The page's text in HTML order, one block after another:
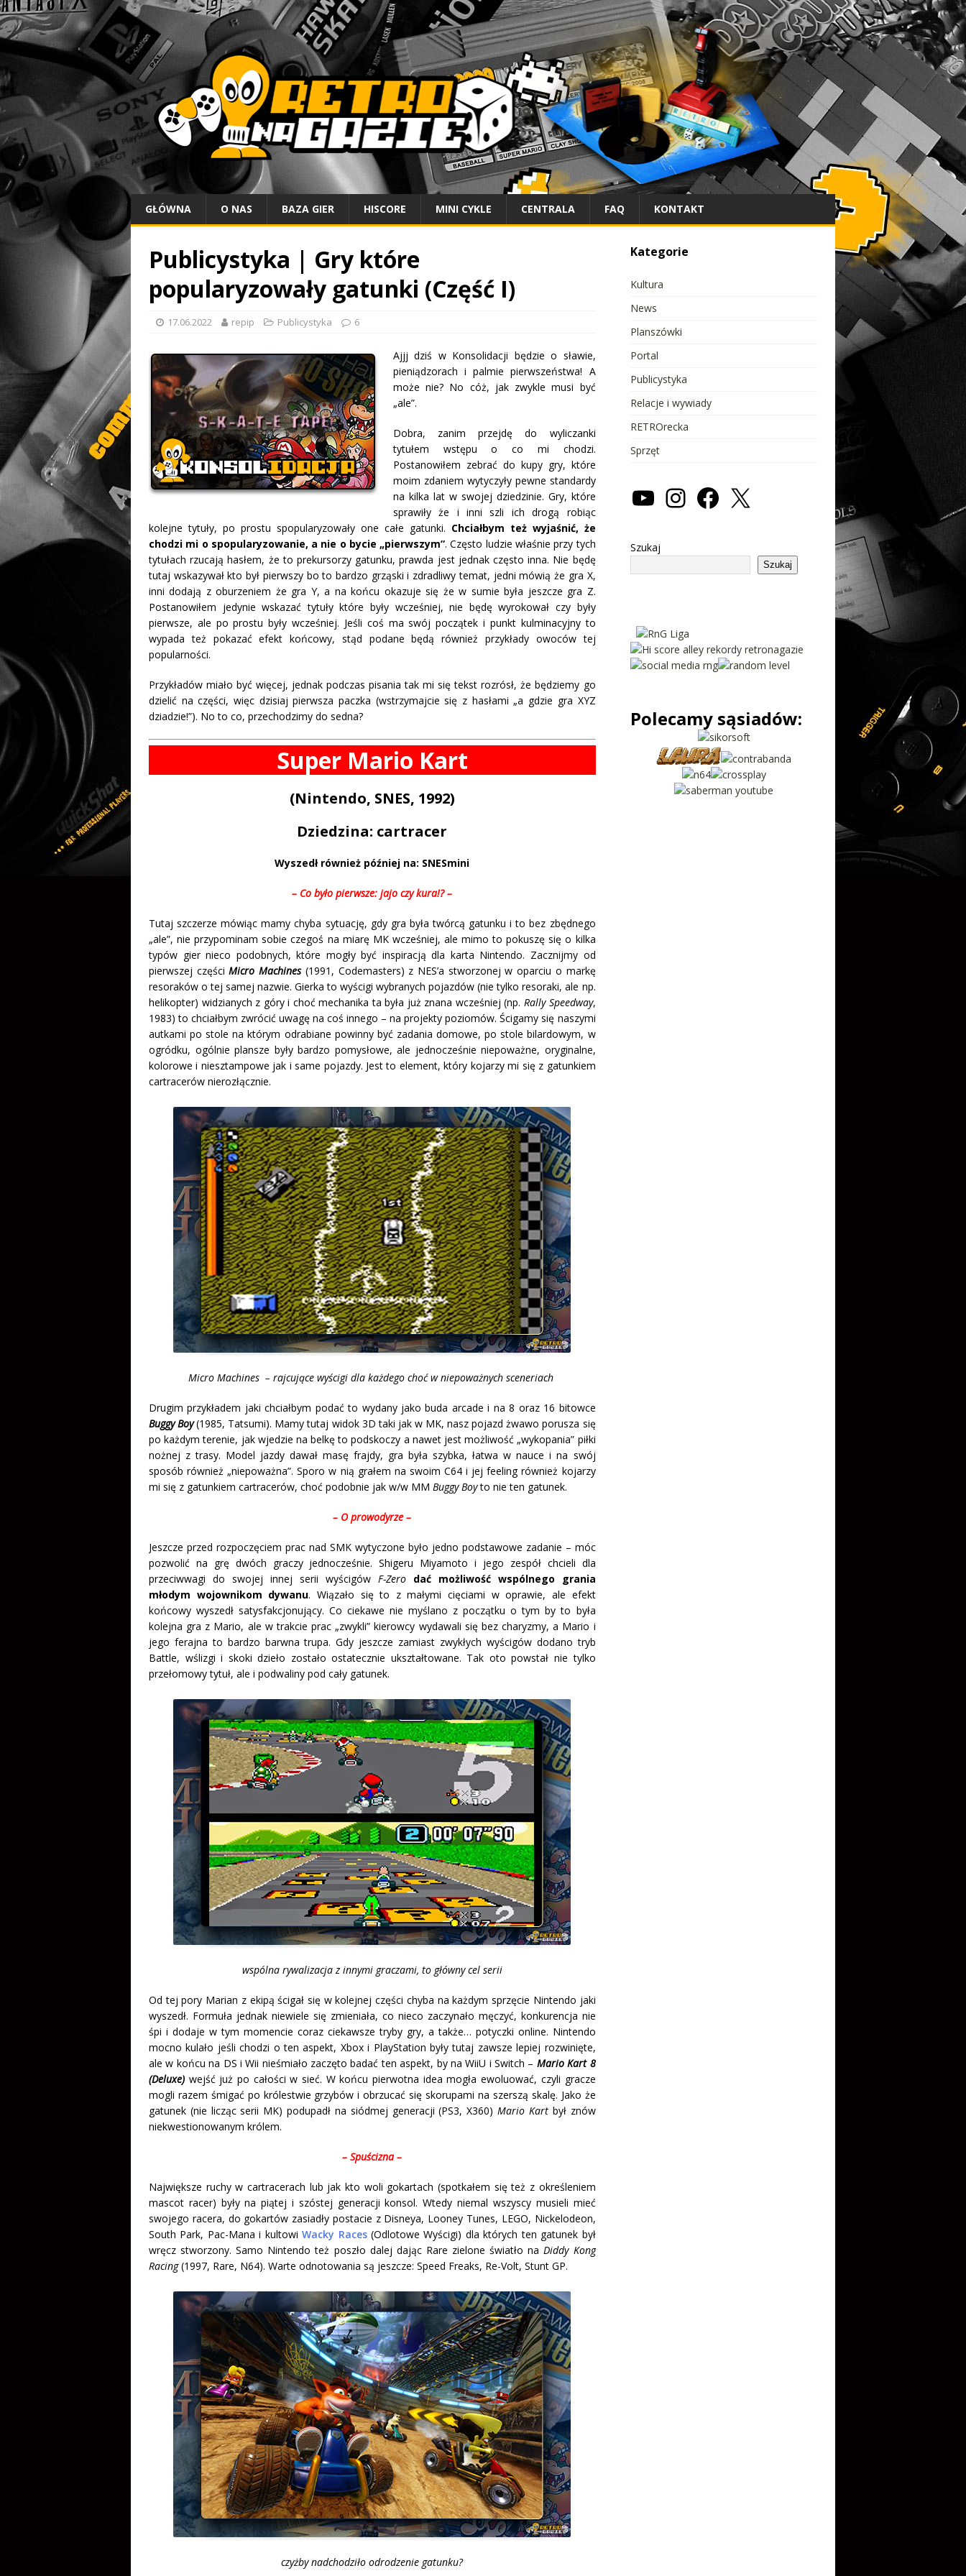
GŁÓWNA O NAS BAZA GIER HISCORE MINI CYKLE CENTRALA FAQ KONTAKT
Publicystyka | Gry które
popularyzowały gatunki (Część I)
17.06.2022 repip Publicystyka 6
Ajjj dziś w Konsolidacji będzie o sławie,
pieniądzorach i palmie pierwszeństwa! A
może nie? No cóż, jak zwykle musi być
„ale”.
Dobra, zanim przejdę do wyliczanki
tytułem wstępu o co mi chodzi.
Postanowiłem zebrać do kupy gry, które
moim zdaniem wytyczyły pewne standardy
na kilka lat w swojej dziedzinie. Gry, które
sprawiły że i inni szli ich drogą robiąc
kolejne tytuły, po prostu spopularyzowały one całe gatunki. Chciałbym też wyjaśnić, że
chodzi mi o spopularyzowanie, a nie o bycie „pierwszym”. Często ludzie właśnie przy tych
tytułach rzucają hasłem, że to prekursorzy gatunku, prawda jest jednak często inna. Nie będę
tutaj wskazywał kto był pierwszy bo to bardzo grząski i zdradliwy temat, jedni mówią że gra X,
inni dodają z oburzeniem że gra Y, a na końcu okazuje się że w sumie była jeszcze gra Z.
Postanowiłem jedynie wskazać tytuły które były wcześniej, nie będę wyrokował czy były
pierwsze, ale po prostu były wcześniej. Jeśli coś ma swój początek i punkt kulminacyjny to
wypada też pokazać efekt końcowy, stąd podane będą również przykłady owoców tej
popularności.
Przykładów miało być więcej, jednak podczas pisania tak mi się tekst rozrósł, że będziemy go
dzielić na części, więc dzisiaj pierwsza paczka (wstrzymajcie się z hasłami „a gdzie gra XYZ
dziadzie!”). No to co, przechodzimy do sedna?
Super Mario Kart
(Nintendo, SNES, 1992)
Dziedzina: cartracer
Wyszedł również później na: SNESmini
– Co było pierwsze: jajo czy kura!? –
Tutaj szczerze mówiąc mamy chyba sytuację, gdy gra była twórcą gatunku i to bez zbędnego
„ale”, nie przypominam sobie czegoś na miarę MK wcześniej, ale mimo to pokuszę się o kilka
typów gier nieco podobnych, które mogły być inspiracją dla karta Nintendo. Zacznijmy od
pierwszej częściMicro Machines(1991, Codemasters) z NES’a stworzonej w oparciu o markę
resoraków o tej samej nazwie. Gierka to wyścigi wybranych pojazdów (nie tylko resoraki, ale np.
helikopter) widzianych z góry i choć mechanika ta była już znana wcześniej (np. Rally Speedway,
1983) to chciałbym zwrócić uwagę na coś innego – na projekty poziomów. Ścigamy się naszymi
autkami po stole na którym odrabiane powinny być zadania domowe, po stole bilardowym, w
ogródku, ogólnie plansze były bardzo pomysłowe, ale jednocześnie niepoważne, oryginalne,
kolorowe i niesztampowe jak i same pojazdy. Jest to element, który kojarzy mi się z gatunkiem
cartracerów nierozłącznie.
Micro Machines – rajcujące wyścigi dla każdego choć w niepoważnych sceneriach
Drugim przykładem jaki chciałbym podać to wydany jako buda arcade i na 8 oraz 16 bitowce
Buggy Boy(1985, Tatsumi). Mamy tutaj widok 3D taki jak w MK, nasz pojazd żwawo porusza się
po każdym terenie, jak wjedzie na belkę to podskoczy a nawet jest możliwość „wykopania” piłki
nożnej z trasy. Model jazdy dawał masę frajdy, gra była szybka, łatwa w nauce i na swój
sposób również „niepoważna”. Sporo w nią grałem na swoim C64 i jej feeling również kojarzy
mi się z gatunkiem cartracerów, choć podobnie jak w/w MM Buggy Boyto nie ten gatunek.
– O prowodyrze –
Jeszcze przed rozpoczęciem prac nad SMK wytyczone było jedno podstawowe zadanie – móc
pozwolić na grę dwóch graczy jednocześnie. Shigeru Miyamoto i jego zespół chcieli dla
przeciwwagi do swojej innej serii wyścigów F-Zero dać możliwość wspólnego grania
młodym wojownikom dywanu. Wiązało się to z małymi cięciami w oprawie, ale efekt
końcowy wyszedł satysfakcjonujący. Co ciekawe nie myślano z początku o tym by to była
kolejna gra z Mario, ale w trakcie prac „zwykli” kierowcy wydawali się bez charyzmy, a Mario i
jego ferajna to bardzo barwna trupa. Gdy jeszcze zamiast zwykłych wyścigów dodano tryb
Battle, wślizgi i skoki dzieło zostało ostatecznie ukształtowane. Tak oto powstał nie tylko
przełomowy tytuł, ale i podwaliny pod cały gatunek.
wspólna rywalizacja z innymi graczami, to główny cel serii
Od tej pory Marian z ekipą ścigał się w kolejnej części chyba na każdym sprzęcie Nintendo jaki
wyszedł. Formuła jednak niewiele się zmieniała, co nieco zaczynało męczyć, konkurencja nie
śpi i dodaje w tym momencie coraz ciekawsze tryby gry, a także… potyczki online. Nintendo
mocno kulało jeśli chodzi o ten aspekt, Xbox i PlayStation były tutaj zawsze lepiej rozwinięte,
ale w końcu na DS i Wii nieśmiało zaczęto badać ten aspekt, by na WiiU i Switch – Mario Kart 8
(Deluxe) wejść już po całości w sieć. W końcu pierwotna idea mogła ewoluować, czyli gracze
mogli razem śmigać po królestwie grzybów i obrzucać się skorupami na szerszą skalę. Jako że
gatunek (nie licząc serii MK) podupadł na siódmej generacji (PS3, X360)Mario Kartbył znów
niekwestionowanym królem.
– Spuścizna –
Największe ruchy w cartracerach lub jak kto woli gokartach (spotkałem się też z określeniem
mascot racer) były na piątej i szóstej generacji konsol. Wtedy niemal wszyscy musieli mieć
swojego racera, do gokartów zasiadły postacie z Disneya, Looney Tunes, LEGO, Nickelodeon,
South Park, Pac-Mana i kultowiWacky Races(Odlotowe Wyścigi) dla których ten gatunek był
wręcz stworzony. Samo Nintendo też poszło dalej dając Rare zielone światło na Diddy Kong
Racing(1997, Rare, N64). Warte odnotowania są jeszcze: Speed Freaks, Re-Volt, Stunt GP.
czyżby nadchodziło odrodzenie gatunku?
Kategorie
Kultura
News
Planszówki
Portal
Publicystyka
Relacje i wywiady
RETROrecka
Sprzęt
Szukaj
Szukaj
Polecamy sąsiadów: